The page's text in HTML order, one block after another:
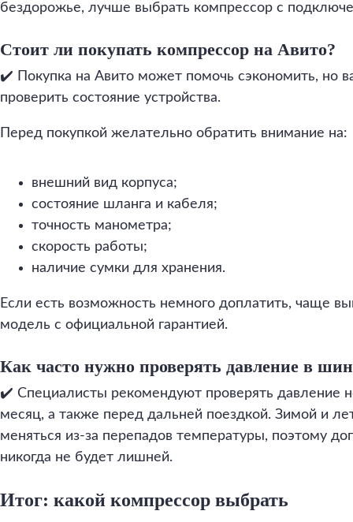
бездорожье, лучше выбрать компрессор с
Стоит ли покупать компрессор на Авито?
✔️ Покупка на Авито может помочь сэкономить, но
проверить состояние устройства.
Перед покупкой желательно обратить внимание на:
внешний вид корпуса;
состояние шланга и кабеля;
точность манометра;
скорость работы;
наличие сумки для хранения.
Если есть возможность немного доплатить, чаще
модель с официальной гарантией.
Как часто нужно проверять давление в
✔️ Специалисты рекомендуют проверять давление
месяц, а также перед дальней поездкой. Зимой и
меняться из-за перепадов температуры, поэтому
никогда не будет лишней.
Итог: какой компрессор выбрать